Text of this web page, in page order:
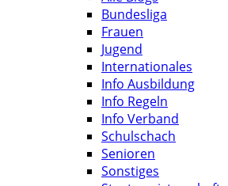
Bundesliga
Frauen
Jugend
Internationales
Info Ausbildung
Info Regeln
Info Verband
Schulschach
Senioren
Sonstiges